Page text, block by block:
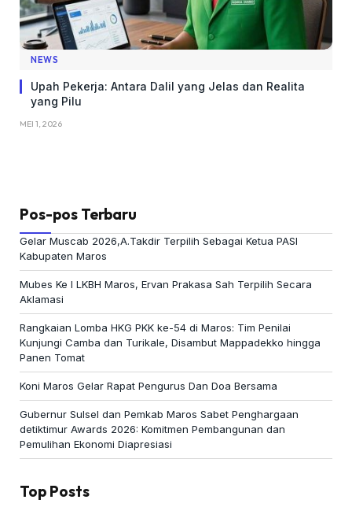
NEWS
Upah Pekerja: Antara Dalil yang Jelas dan Realita
yang Pilu
MEI 1, 2026
Pos-pos Terbaru
Gelar Muscab 2026,A.Takdir Terpilih Sebagai Ketua PASI
Kabupaten Maros
Mubes Ke I LKBH Maros, Ervan Prakasa Sah Terpilih Secara
Aklamasi
Rangkaian Lomba HKG PKK ke-54 di Maros: Tim Penilai
Kunjungi Camba dan Turikale, Disambut Mappadekko hingga
Panen Tomat
Koni Maros Gelar Rapat Pengurus Dan Doa Bersama
Gubernur Sulsel dan Pemkab Maros Sabet Penghargaan
detiktimur Awards 2026: Komitmen Pembangunan dan
Pemulihan Ekonomi Diapresiasi
Top Posts